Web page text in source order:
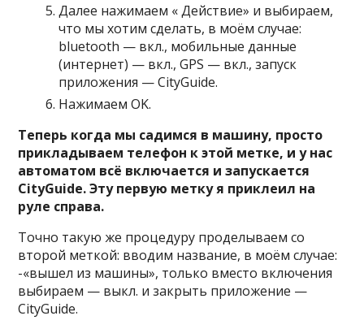
Далее нажимаем « Действие» и выбираем,
что мы хотим сделать, в моём случае:
bluetooth — вкл., мобильные данные
(интернет) — вкл., GPS — вкл., запуск
приложения — CityGuide.
Нажимаем OK.
Теперь когда мы садимся в машину, просто
прикладываем телефон к этой метке, и у нас
автоматом всё включается и запускается
CityGuide. Эту первую метку я приклеил на
руле справа.
Точно такую же процедуру проделываем со
второй меткой: вводим название, в моём случае:
-«вышел из машины», только вместо включения
выбираем — выкл. и закрыть приложение —
CityGuide.